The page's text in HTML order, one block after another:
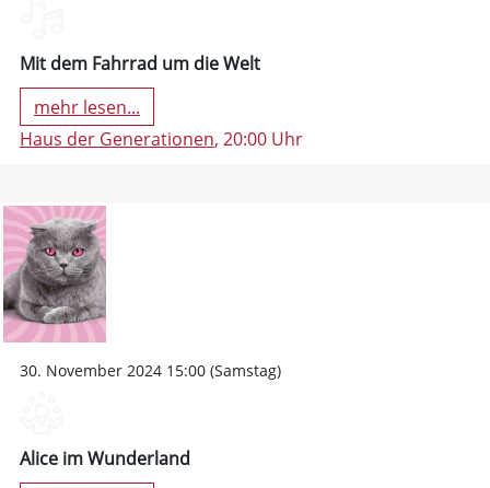
Mit dem Fahrrad um die Welt
mehr lesen...
Haus der Generationen, 20:00 Uhr
30. November 2024 15:00 (Samstag)
Alice im Wunderland